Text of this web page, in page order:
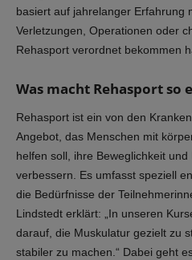
basiert auf jahrelanger Erfahrung
Verletzungen, Operationen oder
Rehasport verordnet bekommen
Was macht Rehasport so
Rehasport ist ein von den
Angebot, das Menschen mit
helfen soll, ihre Beweglichkeit
verbessern. Es umfasst speziell
die Bedürfnisse der
Lindstedt erklärt: „In unseren
darauf, die Muskulatur gezielt zu
stabiler zu machen.“ Dabei geht